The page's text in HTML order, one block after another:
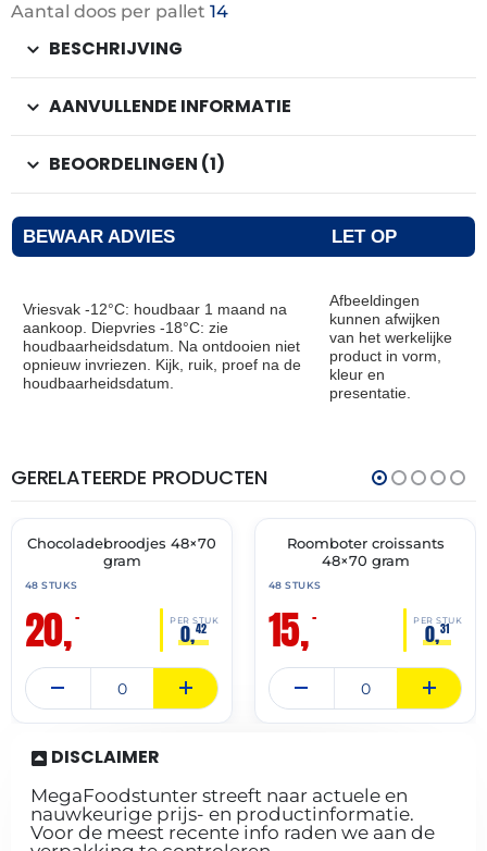
Aantal doos per pallet 14
BESCHRIJVING
AANVULLENDE INFORMATIE
BEOORDELINGEN (1)
BEWAAR ADVIES LET OP
Vriesvak -12°C: houdbaar 1 maand na
aankoop. Diepvries -18°C: zie
houdbaarheidsdatum. Na ontdooien niet
opnieuw invriezen. Kijk, ruik, proef na de
houdbaarheidsdatum.
Afbeeldingen
kunnen afwijken
van het werkelijke
product in vorm,
kleur en
presentatie.
GERELATEERDE PRODUCTEN
🔥 OP=OP
THT:
31-
Chocoladebroodjes 48×70
gram
48 STUKS
20,– PER STUK
0,42
🔥 OP=OP
Roomboter croissants
48×70 gram
48 STUKS
15,– PER STUK
0,31
DISCLAIMER
MegaFoodstunter streeft naar actuele en
nauwkeurige prijs- en productinformatie.
Voor de meest recente info raden we aan de